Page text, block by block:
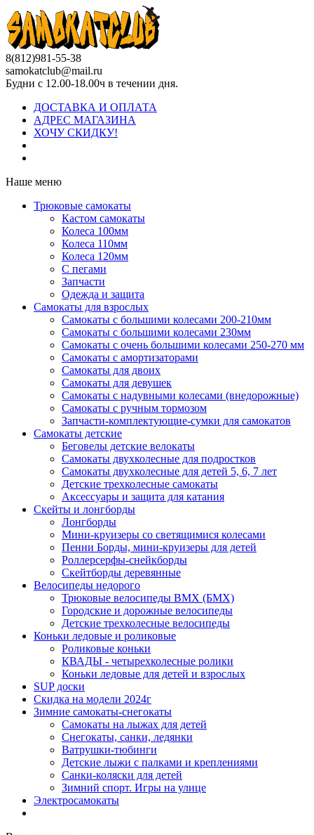
8(812)981-55-38
samokatclub@mail.ru
Будни с 12.00-18.00ч в течении дня.
ДОСТАВКА И ОПЛАТА
АДРЕС МАГАЗИНА
ХОЧУ СКИДКУ!
Наше меню
Трюковые самокаты
Кастом самокаты
Колеса 100мм
Колеса 110мм
Колеса 120мм
С пегами
Запчасти
Одежда и защита
Самокаты для взрослых
Самокаты с большими колесами 200-210мм
Самокаты с большими колесами 230мм
Самокаты с очень большими колесами 250-270 мм
Самокаты с амортизаторами
Самокаты для двоих
Самокаты для девушек
Самокаты с надувными колесами (внедорожные)
Самокаты с ручным тормозом
Запчасти-комплектующие-сумки для самокатов
Самокаты детские
Беговелы детские велокаты
Самокаты двухколесные для подростков
Самокаты двухколесные для детей 5, 6, 7 лет
Детские трехколесные самокаты
Аксессуары и защита для катания
Cкейты и лонгборды
Лонгборды
Мини-круизеры со светящимися колесами
Пенни Борды, мини-круизеры для детей
Роллерсерфы-снейкборды
Скейтборды деревянные
Велосипеды недорого
Трюковые велосипеды BMX (БМХ)
Городские и дорожные велосипеды
Детские трехколесные велосипеды
Коньки ледовые и роликовые
Роликовые коньки
КВАДЫ - четырехколесные ролики
Коньки ледовые для детей и взрослых
SUP доски
Скидка на модели 2024г
Зимние самокаты-снегокаты
Самокаты на лыжах для детей
Снегокаты, санки, ледянки
Ватрушки-тюбинги
Детские лыжи с палками и креплениями
Санки-коляски для детей
Зимний спорт. Игры на улице
Электросамокаты